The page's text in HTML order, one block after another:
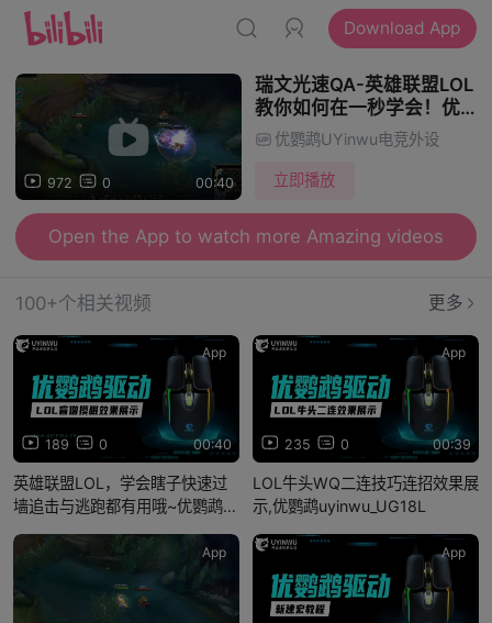
Download App
972 0 00:40
瑞文光速QA-英雄联盟LOL
教你如何在一秒学会！优鹦
鹉uyinwu-UG18L宏定义鼠
标
优鹦鹉UYinwu电竞外设
立即播放
Open the App to watch more Amazing videos
100+个相关视频 更多
189 0 00:40
App
英雄联盟LOL，学会瞎子快速过
墙追击与逃跑都有用哦~优鹦鹉
235 0 00:39
App
LOL牛头WQ二连技巧连招效果展
示,优鹦鹉uyinwu_UG18L
App App